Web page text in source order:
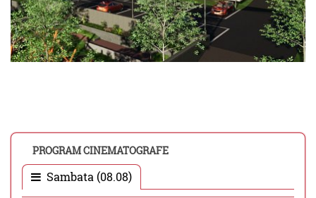
PROGRAM CINEMATOGRAFE
Sambata (08.08)